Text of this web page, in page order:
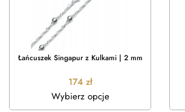
Łańcuszek Singapur z Kulkami | 2 mm
174 zł
Wybierz opcje